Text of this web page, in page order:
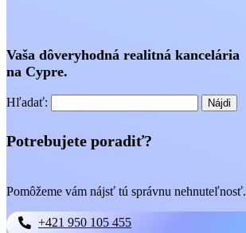
Vaša dôveryhodná realitná kancelária
na Cypre.
Hľadať:
Potrebujete poradiť?
Pomôžeme vám nájsť tú správnu nehnuteľnosť.
+421 950 105 455